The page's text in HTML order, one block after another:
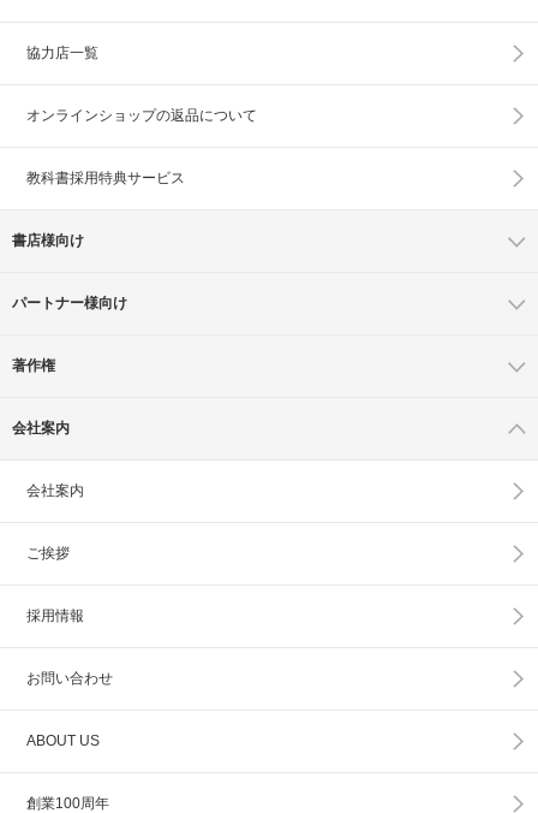
協力店一覧
オンラインショップの返品について
教科書採用特典サービス
書店様向け
パートナー様向け
著作権
会社案内
会社案内
ご挨拶
採用情報
お問い合わせ
ABOUT US
創業100周年